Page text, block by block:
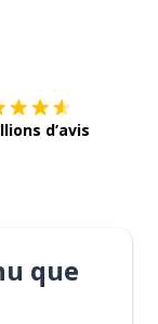
d’avis
que